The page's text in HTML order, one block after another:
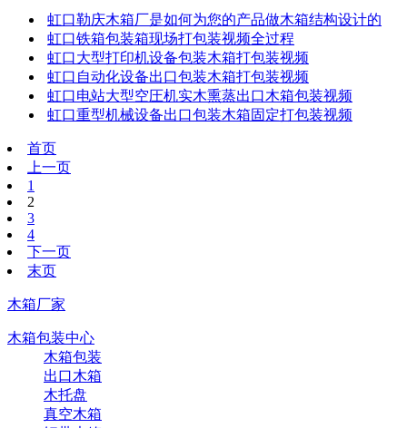
虹口勒庆木箱厂是如何为您的产品做木箱结构设计的
虹口铁箱包装箱现场打包装视频全过程
虹口大型打印机设备包装木箱打包装视频
虹口自动化设备出口包装木箱打包装视频
虹口电站大型空圧机实木熏蒸出口木箱包装视频
虹口重型机械设备出口包装木箱固定打包装视频
首页
上一页
1
2
3
4
下一页
末页
木箱厂家
木箱包装中心
木箱包装
出口木箱
木托盘
真空木箱